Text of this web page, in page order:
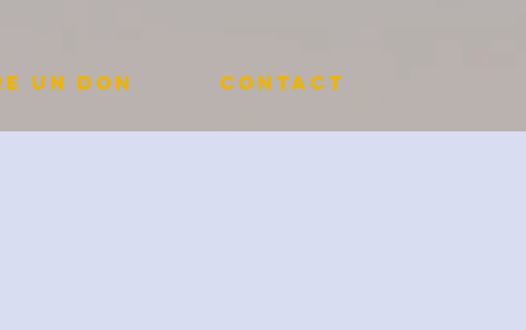
un don Contact